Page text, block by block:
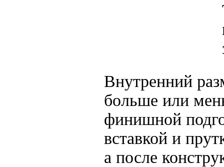
Внутренний
больше или
финишной
вставкой и
а после